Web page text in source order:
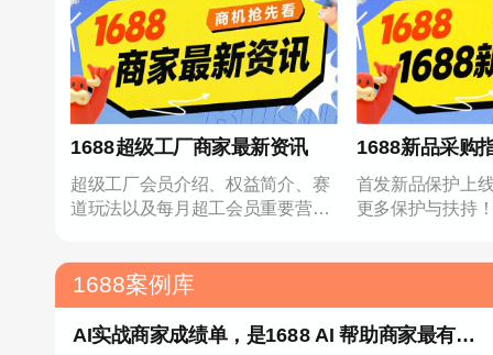
1688超级工厂商家最新资讯
超级工厂会员介绍、权益简介、赛
道玩法以及每月超工会员重要营销
1688新品采购
首发新品保护上
更多保护与扶持
1688案例库
AI实战商家成绩单，是1688 AI 帮助商家最有力